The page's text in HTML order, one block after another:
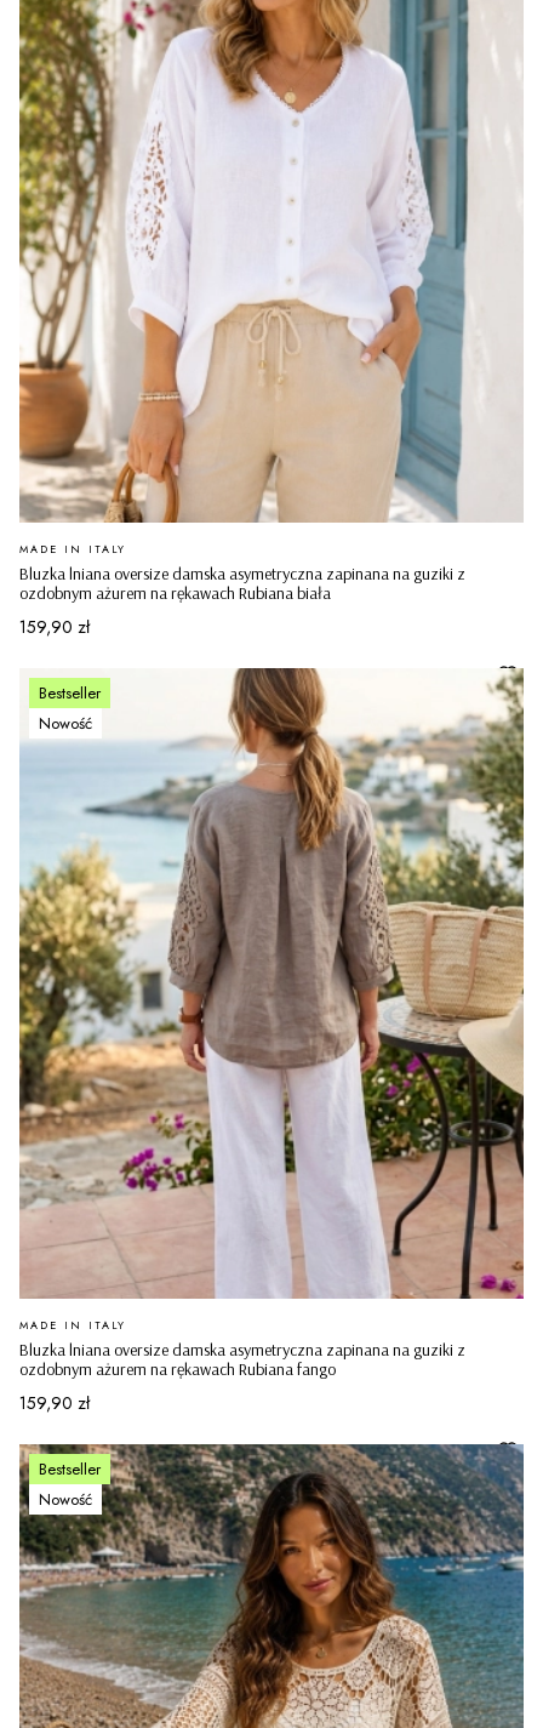
Bluzka lniana oversize damska asymetryczna zapinana na guziki z
ozdobnym ażurem na rękawach Rubiana biała
PRODUCENT
MADE IN ITALY
Cena
159,90 zł
Bestseller
Nowość
Bluzka lniana oversize damska asymetryczna zapinana na guziki z
ozdobnym ażurem na rękawach Rubiana fango
PRODUCENT
MADE IN ITALY
Cena
159,90 zł
Bestseller
Nowość